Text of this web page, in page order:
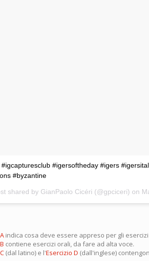
#igersoftheday #igers
#byzantine
shared by GianPaolo Cicéri (@gpciceri) on
indica cosa deve essere appreso per gli
contiene esercizi orali, da fare ad alta voce.
(dal latino) e l'Esercizio D (dall'inglese)